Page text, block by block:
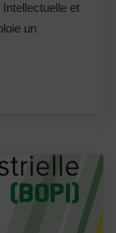
et
un